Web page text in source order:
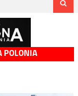
POLONIA